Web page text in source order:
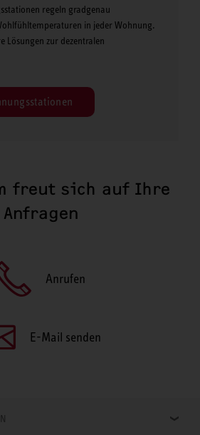
regeln gradgenau
in jeder Wohnung.
Lösungen zur dezentralen
freut sich auf Ihre
Anfragen
Anrufen
E-Mail senden